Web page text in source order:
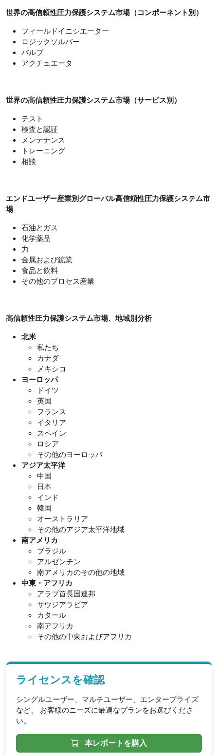
世界の高信頼性圧力保護システム市場（コンポーネント別）
フィールドイニシエーター
ロジックソルバー
バルブ
アクチュエータ
世界の高信頼性圧力保護システム市場（サービス別）
テスト
検査と認証
メンテナンス
トレーニング
相談
エンドユーザー産業別グローバル高信頼性圧力保護システム市
場
石油とガス
化学薬品
力
金属および鉱業
食品と飲料
その他のプロセス産業
高信頼性圧力保護システム市場、地域別分析
北米
私たち
カナダ
メキシコ
ヨーロッパ
ドイツ
英国
フランス
イタリア
スペイン
ロシア
その他のヨーロッパ
アジア太平洋
中国
日本
インド
韓国
オーストラリア
その他のアジア太平洋地域
南アメリカ
ブラジル
アルゼンチン
南アメリカのその他の地域
中東・アフリカ
アラブ首長国連邦
サウジアラビア
カタール
南アフリカ
その他の中東およびアフリカ
ライセンスを確認
シングルユーザー、マルチユーザー、エンタープライズ
など、 お客様のニーズに最適なプランをお選びくださ
い。
本レポートを購入